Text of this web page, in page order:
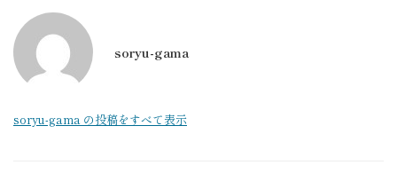
soryu-gama
soryu-gama の投稿をすべて表示